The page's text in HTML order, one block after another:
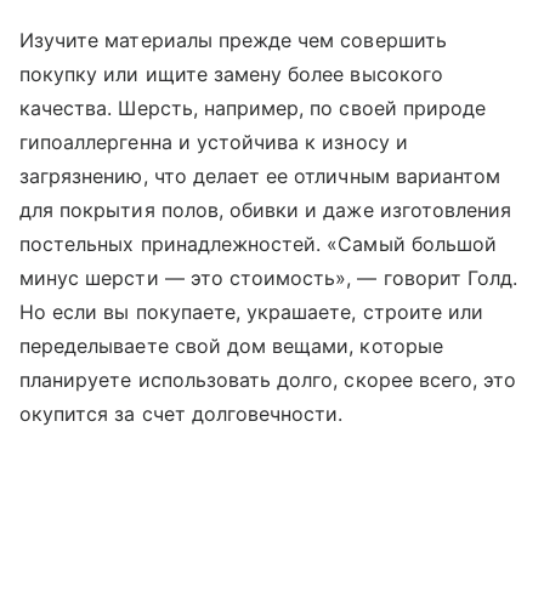
Изучите материалы прежде чем совершить
покупку или ищите замену более высокого
качества. Шерсть, например, по своей природе
гипоаллергенна и устойчива к износу и
загрязнению, что делает ее отличным вариантом
для покрытия полов, обивки и даже изготовления
постельных принадлежностей. «Самый большой
минус шерсти — это стоимость», — говорит Голд.
Но если вы покупаете, украшаете, строите или
переделываете свой дом вещами, которые
планируете использовать долго, скорее всего, это
окупится за счет долговечности.